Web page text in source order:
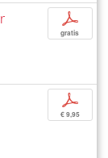
p
gratis
p
€ 9,95